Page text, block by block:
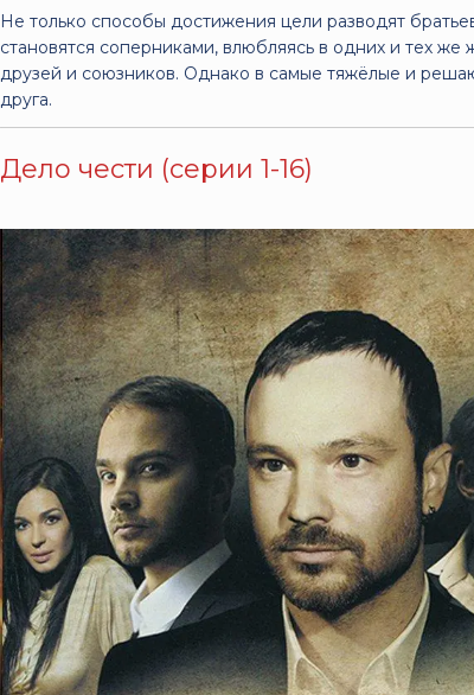
Не только способы достижения цели разводят
становятся соперниками, влюбляясь в одних и тех
друзей и союзников. Однако в самые тяжёлые и
друга.
Дело чести (серии 1-16)